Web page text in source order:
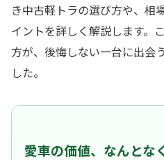
き中古軽トラの選び方や、相
イントを詳しく解説します。
方が、後悔しない一台に出会
した。
愛車の価値、なんとな